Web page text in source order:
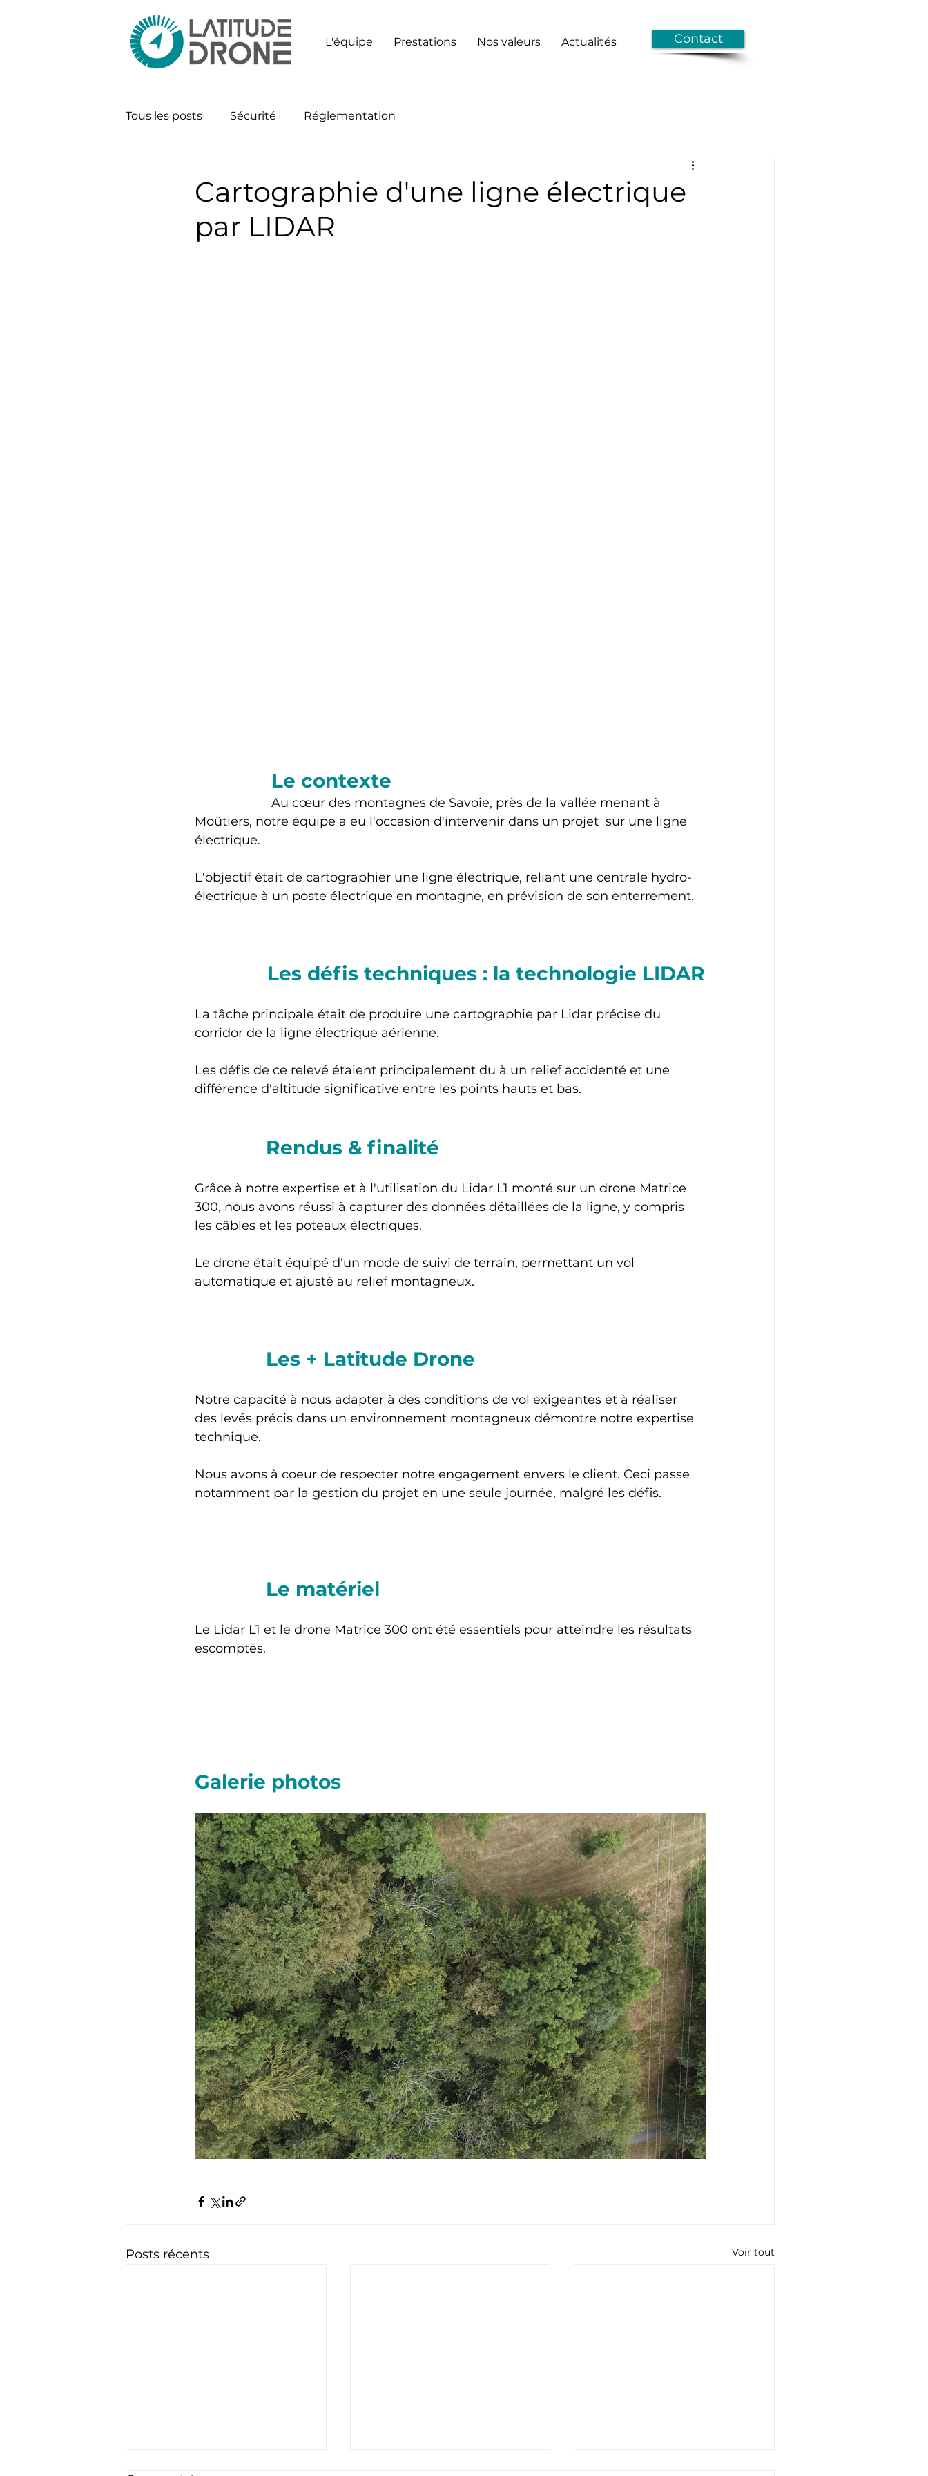
Contact
L'équipe Prestations Nos valeurs Actualités
Tous les posts Sécurité Réglementation
Cartographie d'une ligne électrique
par LIDAR
Le contexte
Au cœur des montagnes de Savoie, près de la vallée menant à
Moûtiers, notre équipe a eu l'occasion d'intervenir dans un projet  sur une ligne
électrique.
L'objectif était de cartographier une ligne électrique, reliant une centrale hydro-
électrique à un poste électrique en montagne, en prévision de son enterrement.
Les défis techniques : la technologie LIDAR
La tâche principale était de produire une cartographie par Lidar précise du
corridor de la ligne électrique aérienne.
Les défis de ce relevé étaient principalement du à un relief accidenté et une
différence d'altitude significative entre les points hauts et bas.
Rendus & finalité
Grâce à notre expertise et à l'utilisation du Lidar L1 monté sur un drone Matrice
300, nous avons réussi à capturer des données détaillées de la ligne, y compris
les câbles et les poteaux électriques.
Le drone était équipé d'un mode de suivi de terrain, permettant un vol
automatique et ajusté au relief montagneux.
Les + Latitude Drone
Notre capacité à nous adapter à des conditions de vol exigeantes et à réaliser
des levés précis dans un environnement montagneux démontre notre expertise
technique.
Nous avons à coeur de respecter notre engagement envers le client. Ceci passe
notamment par la gestion du projet en une seule journée, malgré les défis.
Le matériel
Le Lidar L1 et le drone Matrice 300 ont été essentiels pour atteindre les résultats
escomptés.
Galerie photos
Posts récents Voir tout